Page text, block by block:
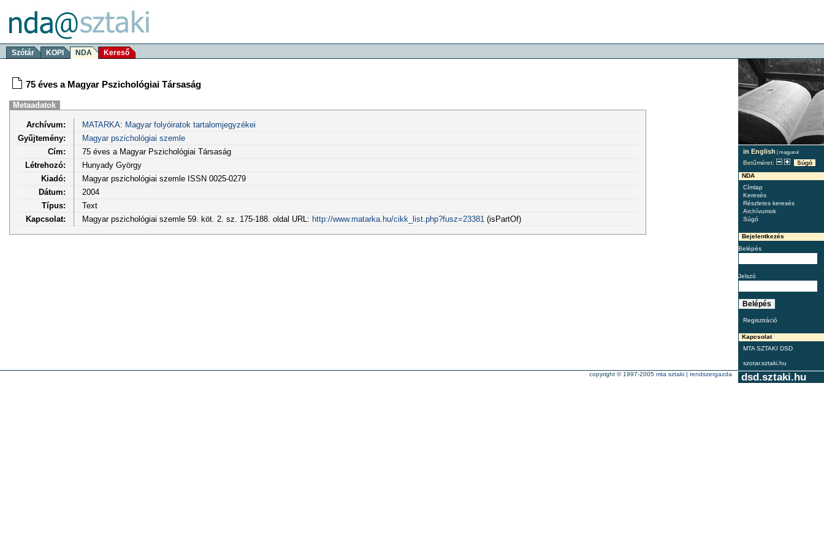
Szótár KOPI NDA Kereső
in English | magyarul
Betűméret:
Súgó
NDA
Címlap
Keresés
Részletes keresés
Archívumok
Súgó
Bejelentkezés
Belépés
Jelszó
Regisztráció
Kapcsolat
MTA SZTAKI DSD
szotar.sztaki.hu
75 éves a Magyar Pszichológiai Társaság
Metaadatok
Archívum:
MATARKA: Magyar folyóiratok tartalomjegyzékei
Gyűjtemény:
Magyar pszichológiai szemle
Cím:
75 éves a Magyar Pszichológiai Társaság
Létrehozó:
Hunyady György
Kiadó:
Magyar pszichológiai szemle ISSN 0025-0279
Dátum:
2004
Típus:
Text
Kapcsolat:
Magyar pszichológiai szemle 59. köt. 2. sz. 175-188. oldal URL: http://www.matarka.hu/cikk_list.php?fusz=23381 (isPartOf)
dsd.sztaki.hu
copyright © 1997-2005 mta sztaki | rendszergazda